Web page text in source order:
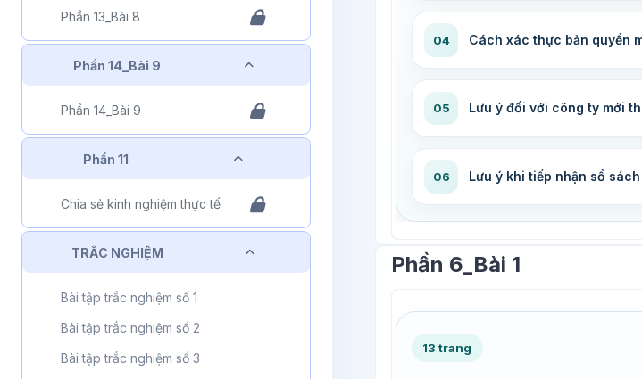
Phần 13_Bài 8
Phần 14_Bài 9 Rút gọn
Phần 14_Bài 9
Phần 11 Rút gọn
Chia sẻ kinh nghiệm thực tế
TRẮC NGHIỆM Rút gọn
Bài tập trắc nghiệm số 1
Bài tập trắc nghiệm số 2
Bài tập trắc nghiệm số 3
04 Cách xác thực bản quyền
05 Lưu ý đối với công ty mới
06 Lưu ý khi tiếp nhận sổ
Phần 6_Bài 1
13 trang